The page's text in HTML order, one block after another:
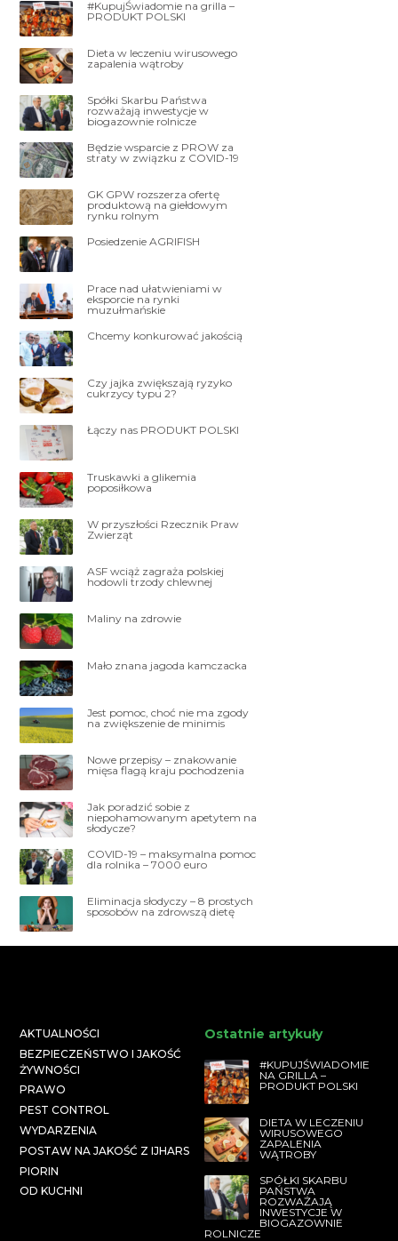
#KupujŚwiadomie na grilla –
PRODUKT POLSKI
Dieta w leczeniu wirusowego
zapalenia wątroby
Spółki Skarbu Państwa
rozważają inwestycje w
biogazownie rolnicze
Będzie wsparcie z PROW za
straty w związku z COVID-19
GK GPW rozszerza ofertę
produktową na giełdowym
rynku rolnym
Posiedzenie AGRIFISH
Prace nad ułatwieniami w
eksporcie na rynki
muzułmańskie
Chcemy konkurować jakością
Czy jajka zwiększają ryzyko
cukrzycy typu 2?
Łączy nas PRODUKT POLSKI
Truskawki a glikemia
poposiłkowa
W przyszłości Rzecznik Praw
Zwierząt
ASF wciąż zagraża polskiej
hodowli trzody chlewnej
Maliny na zdrowie
Mało znana jagoda kamczacka
Jest pomoc, choć nie ma zgody
na zwiększenie de minimis
Nowe przepisy – znakowanie
mięsa flagą kraju pochodzenia
Jak poradzić sobie z
niepohamowanym apetytem na
słodycze?
COVID-19 – maksymalna pomoc
dla rolnika – 7000 euro
Eliminacja słodyczy – 8 prostych
sposobów na zdrowszą dietę
AKTUALNOŚCI
BEZPIECZEŃSTWO I JAKOŚĆ
ŻYWNOŚCI
PRAWO
PEST CONTROL
WYDARZENIA
POSTAW NA JAKOŚĆ Z IJHARS
PIORIN
OD KUCHNI
Ostatnie artykuły
#KUPUJŚWIADOMIE
NA GRILLA –
PRODUKT POLSKI
DIETA W LECZENIU
WIRUSOWEGO
ZAPALENIA
WĄTROBY
SPÓŁKI SKARBU
PAŃSTWA
ROZWAŻAJĄ
INWESTYCJE W
BIOGAZOWNIE
ROLNICZE